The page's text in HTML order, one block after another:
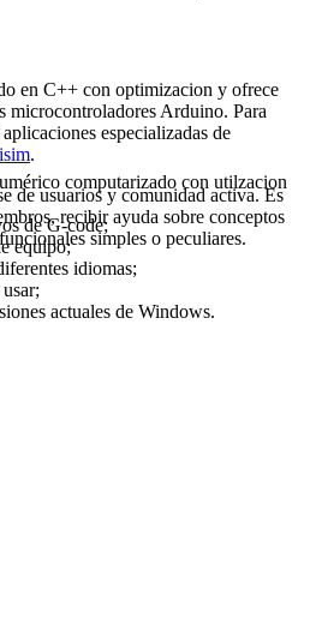
en C++ con optimizacion y ofrece
microcontroladores Arduino. Para
especializadas de
.
de usuarios y comunidad activa. Es
recibir ayuda sobre conceptos
simples o peculiares.
computarizado con utilzacion
de G-code;
equipo;
idiomas;
actuales de Windows.